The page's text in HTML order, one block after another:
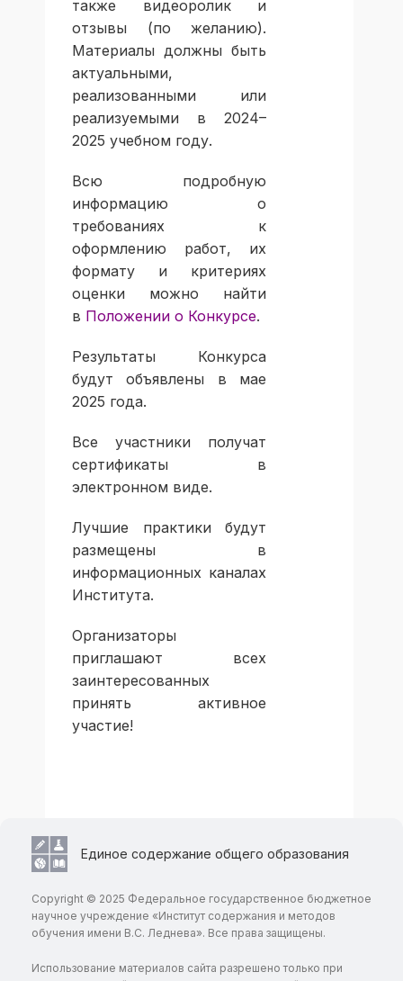
также видеоролик и
отзывы (по желанию).
Материалы должны быть
актуальными,
реализованными или
реализуемыми в 2024–
2025 учебном году.
Всю подробную
информацию о
требованиях к
оформлению работ, их
формату и критериях
оценки можно найти
в Положении о Конкурсе.
Результаты Конкурса
будут объявлены в мае
2025 года.
Все участники получат
сертификаты в
электронном виде.
Лучшие практики будут
размещены в
информационных каналах
Института.
Организаторы
приглашают всех
заинтересованных
принять активное
участие!
Единое содержание общего образования
Copyright © 2025 Федеральное государственное бюджетное
научное учреждение «Институт содержания и методов
обучения имени В.С. Леднева». Все права защищены.
Использование материалов сайта разрешено только при